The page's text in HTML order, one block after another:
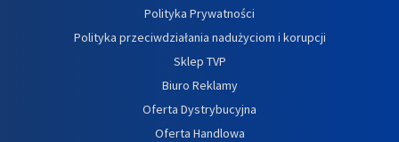
Polityka Prywatności
Polityka przeciwdziałania nadużyciom i korupcji
Sklep TVP
Biuro Reklamy
Oferta Dystrybucyjna
Oferta Handlowa